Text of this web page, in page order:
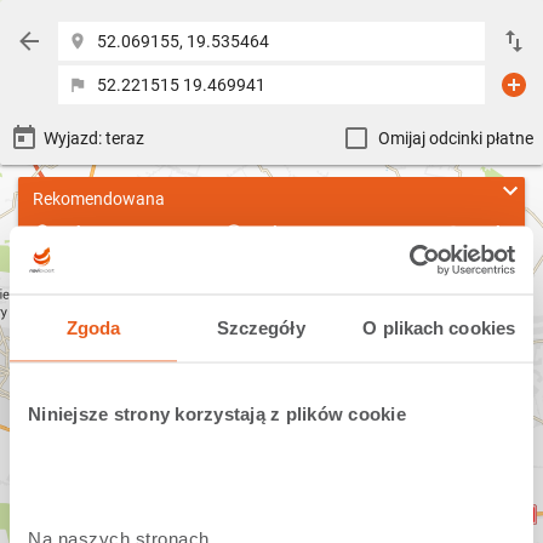
Zgoda Szczegóły O plikach cookies
Niniejsze strony korzystają z plików cookie
Na naszych stronach
52.069155, 19.535464
52.221515 19.469941
Omijaj odcinki płatne
Rekomendowana
18km
9min 24s 1.4 l
Trasa: